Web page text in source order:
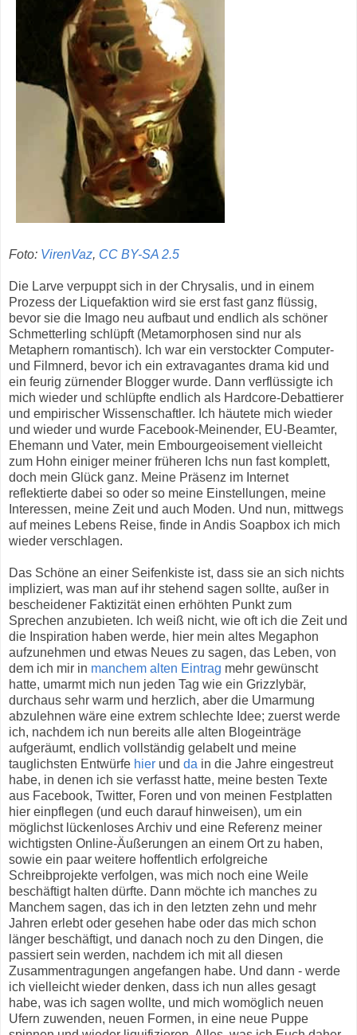
Foto: VirenVaz, CC BY-SA 2.5
Die Larve verpuppt sich in der Chrysalis, und in einem
Prozess der Liquefaktion wird sie erst fast ganz flüssig,
bevor sie die Imago neu aufbaut und endlich als schöner
Schmetterling schlüpft (Metamorphosen sind nur als
Metaphern romantisch). Ich war ein verstockter Computer-
und Filmnerd, bevor ich ein extravagantes drama kid und
ein feurig zürnender Blogger wurde. Dann verflüssigte ich
mich wieder und schlüpfte endlich als Hardcore-Debattierer
und empirischer Wissenschaftler. Ich häutete mich wieder
und wieder und wurde Facebook-Meinender, EU-Beamter,
Ehemann und Vater, mein Embourgeoisement vielleicht
zum Hohn einiger meiner früheren Ichs nun fast komplett,
doch mein Glück ganz. Meine Präsenz im Internet
reflektierte dabei so oder so meine Einstellungen, meine
Interessen, meine Zeit und auch Moden. Und nun, mittwegs
auf meines Lebens Reise, finde in Andis Soapbox ich mich
wieder verschlagen.
Das Schöne an einer Seifenkiste ist, dass sie an sich nichts
impliziert, was man auf ihr stehend sagen sollte, außer in
bescheidener Faktizität einen erhöhten Punkt zum
Sprechen anzubieten. Ich weiß nicht, wie oft ich die Zeit und
die Inspiration haben werde, hier mein altes Megaphon
aufzunehmen und etwas Neues zu sagen, das Leben, von
dem ich mir in manchem alten Eintrag mehr gewünscht
hatte, umarmt mich nun jeden Tag wie ein Grizzlybär,
durchaus sehr warm und herzlich, aber die Umarmung
abzulehnen wäre eine extrem schlechte Idee; zuerst werde
ich, nachdem ich nun bereits alle alten Blogeinträge
aufgeräumt, endlich vollständig gelabelt und meine
tauglichsten Entwürfe hier und da in die Jahre eingestreut
habe, in denen ich sie verfasst hatte, meine besten Texte
aus Facebook, Twitter, Foren und von meinen Festplatten
hier einpflegen (und euch darauf hinweisen), um ein
möglichst lückenloses Archiv und eine Referenz meiner
wichtigsten Online-Äußerungen an einem Ort zu haben,
sowie ein paar weitere hoffentlich erfolgreiche
Schreibprojekte verfolgen, was mich noch eine Weile
beschäftigt halten dürfte. Dann möchte ich manches zu
Manchem sagen, das ich in den letzten zehn und mehr
Jahren erlebt oder gesehen habe oder das mich schon
länger beschäftigt, und danach noch zu den Dingen, die
passiert sein werden, nachdem ich mit all diesen
Zusammentragungen angefangen habe. Und dann - werde
ich vielleicht wieder denken, dass ich nun alles gesagt
habe, was ich sagen wollte, und mich womöglich neuen
Ufern zuwenden, neuen Formen, in eine neue Puppe